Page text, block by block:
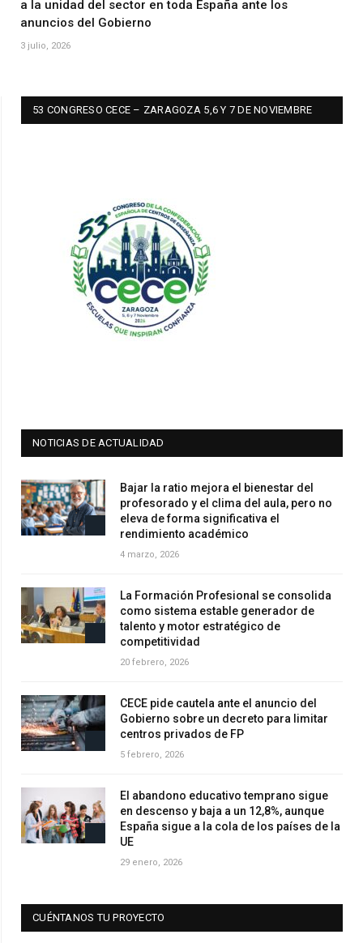
a la unidad del sector en toda España ante los
anuncios del Gobierno
3 julio, 2026
53 CONGRESO CECE – ZARAGOZA 5,6 Y 7 DE NOVIEMBRE
NOTICIAS DE ACTUALIDAD
Bajar la ratio mejora el bienestar del
profesorado y el clima del aula, pero no
eleva de forma significativa el
rendimiento académico
4 marzo, 2026
La Formación Profesional se consolida
como sistema estable generador de
talento y motor estratégico de
competitividad
20 febrero, 2026
CECE pide cautela ante el anuncio del
Gobierno sobre un decreto para limitar
centros privados de FP
5 febrero, 2026
El abandono educativo temprano sigue
en descenso y baja a un 12,8%, aunque
España sigue a la cola de los países de la
UE
29 enero, 2026
CUÉNTANOS TU PROYECTO